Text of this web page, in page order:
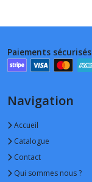
Paiements sécurisés
Navigation
Accueil
Catalogue
Contact
Qui sommes nous ?